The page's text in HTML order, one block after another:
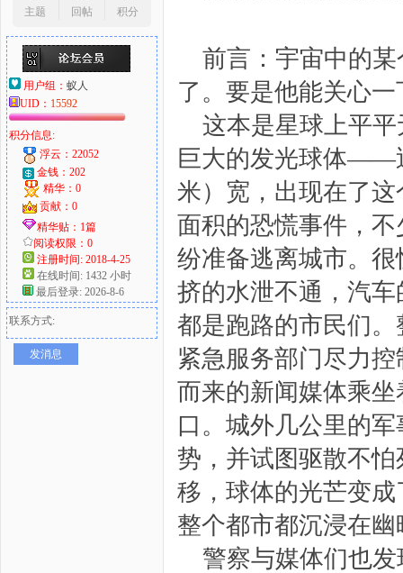
主题
回帖
积分
用户组： 蚁人
UID： 15592
积分信息:
浮云：22052
金钱：202
精华：0
贡献：0
精华贴：1篇
阅读权限：0
注册时间: 2018-4-25
在线时间: 1432 小时
最后登录: 2026-8-6
联系方式:
发消息
前言：宇宙中的
了。要是他能关心
这本是星球上平
巨大的发光球体——
米）宽，出现在了
面积的恐慌事件，
纷准备逃离城市。
挤的水泄不通，汽
都是跑路的市民们
紧急服务部门尽力
而来的新闻媒体乘
口。城外几公里的
势，并试图驱散不
移，球体的光芒变
整个都市都沉浸在
警察与媒体们也